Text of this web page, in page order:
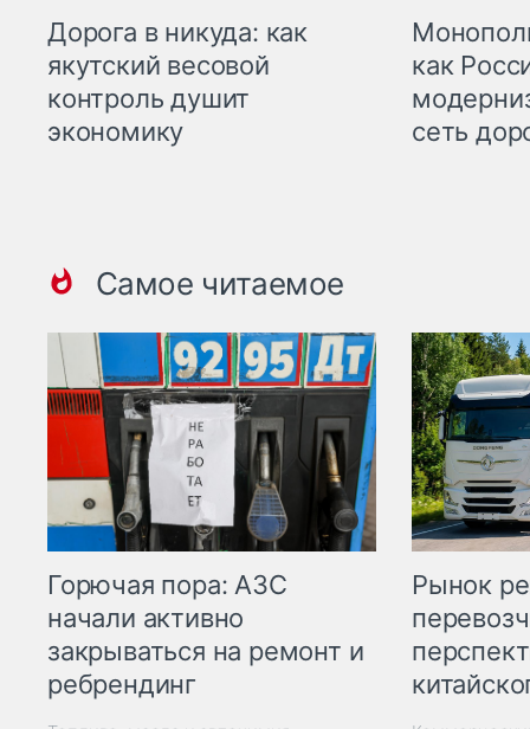
Дорога в никуда: как
якутский весовой
контроль душит
экономику
как
сеть
Самое читаемое
Горючая пора: АЗС
начали активно
закрываться на ремонт и
ребрендинг
Рынок